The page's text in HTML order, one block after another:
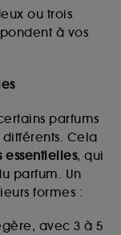
ou trois
à vos
parfums
Cela
, qui
parfum. Un
formes :
avec 3 à 5